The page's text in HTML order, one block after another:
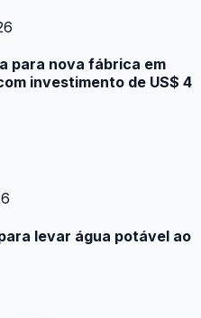
para nova fábrica em
investimento de US$ 4
levar água potável ao